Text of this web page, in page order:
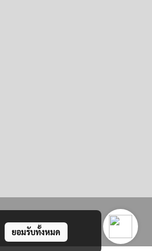
ยอมรับทั้งหมด